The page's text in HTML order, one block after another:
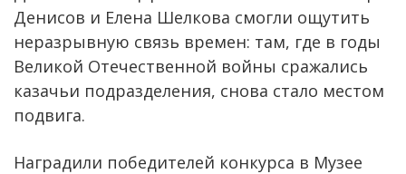
Денисов и Елена Шелкова смогли ощутить
неразрывную связь времен: там, где в годы
Великой Отечественной войны сражались
казачьи подразделения, снова стало местом
подвига.
Наградили победителей конкурса в Музее